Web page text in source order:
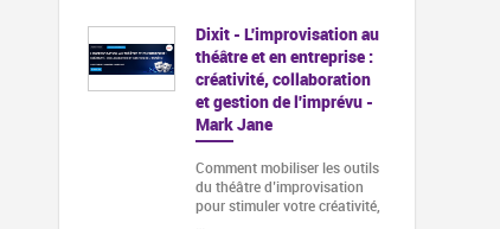
Dixit - L'improvisation au
théâtre et en entreprise :
créativité, collaboration
et gestion de l'imprévu -
Mark Jane
Comment mobiliser les outils
du théâtre d’improvisation
pour stimuler votre créativité,